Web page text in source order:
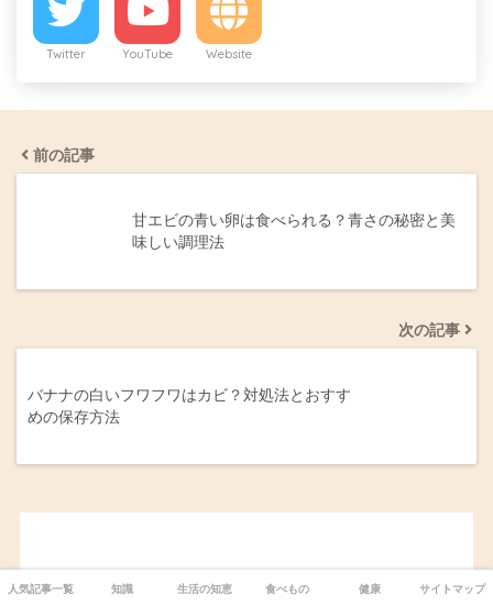
Twitter YouTube Website
前の記事
甘エビの青い卵は食べられる？青さの秘密と美
味しい調理法
次の記事
バナナの白いフワフワはカビ？対処法とおすす
めの保存方法
人気記事一覧 知識 生活の知恵 食べもの 健康 サイトマップ